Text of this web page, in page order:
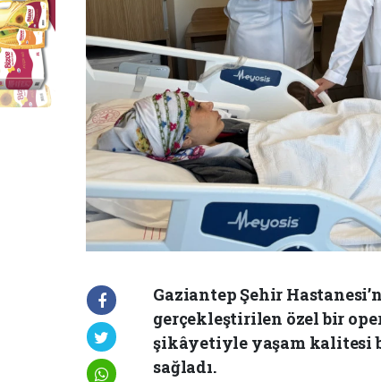
Gaziantep Şehir
gerçekleştirilen özel bir
şikâyetiyle yaşam kalitesi
sağladı.